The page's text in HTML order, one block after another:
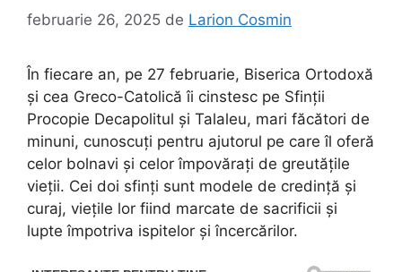
februarie 26, 2025 de Larion Cosmin
În fiecare an, pe 27 februarie, Biserica Ortodoxă
și cea Greco-Catolică îi cinstesc pe Sfinții
Procopie Decapolitul și Talaleu, mari făcători de
minuni, cunoscuți pentru ajutorul pe care îl oferă
celor bolnavi și celor împovărați de greutățile
vieții. Cei doi sfinți sunt modele de credință și
curaj, viețile lor fiind marcate de sacrificii și
lupte împotriva ispitelor și încercărilor.